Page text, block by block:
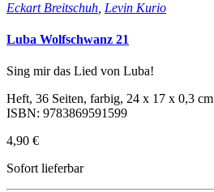
Eckart Breitschuh Levin Kurio
Luba Wolfschwanz 21
Sing mir das Lied von Luba!
Heft, 36 Seiten, farbig, 24 x 17 x 0,3 cm
ISBN: 9783869591599
4,90 €
Sofort lieferbar